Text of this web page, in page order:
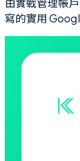
寫的實用